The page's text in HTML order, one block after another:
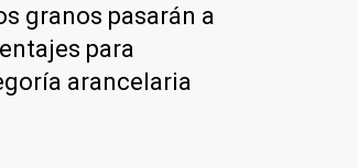
granos pasarán a
para
arancelaria